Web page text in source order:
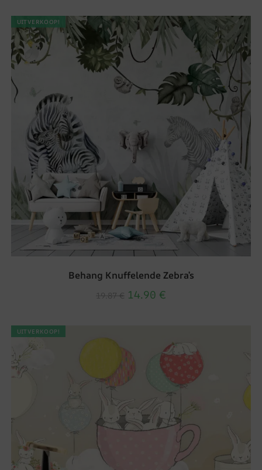
UITVERKOOP!
Behang Knuffelende Zebra’s
14.90 €
UITVERKOOP!